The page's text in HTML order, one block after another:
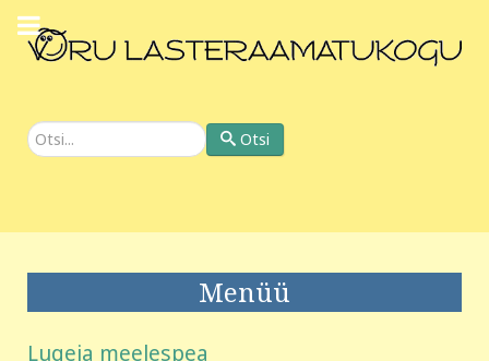
Otsi Otsi
Menüü
Lugeja meelespea